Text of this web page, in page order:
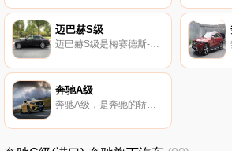
迈巴赫S级
迈巴赫S级是梅赛德斯-奔驰旗下的子品牌梅赛德斯-迈巴赫发布的首款车型。
奔驰A级
奔驰A级，是奔驰的轿车级别之一。